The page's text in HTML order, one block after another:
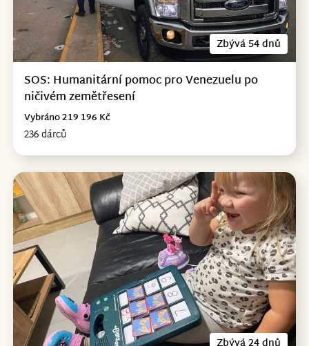
Zbývá 54 dnů
SOS: Humanitární pomoc pro Venezuelu po
ničivém zemětřesení
236 dárců
Vybráno 219 196 Kč